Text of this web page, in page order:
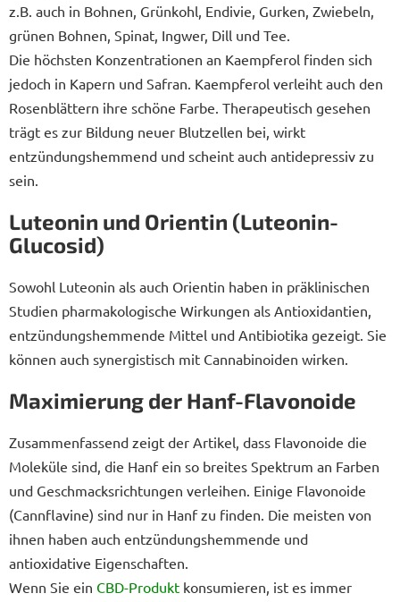
z.B. auch in Bohnen, Grünkohl, Endivie, Gurken, Zwiebeln,
grünen Bohnen, Spinat, Ingwer, Dill und Tee.
Die höchsten Konzentrationen an Kaempferol finden sich
jedoch in Kapern und Safran. Kaempferol verleiht auch den
Rosenblättern ihre schöne Farbe. Therapeutisch gesehen
trägt es zur Bildung neuer Blutzellen bei, wirkt
entzündungshemmend und scheint auch antidepressiv zu
sein.
Luteonin und Orientin (Luteonin-
Glucosid)
Sowohl Luteonin als auch Orientin haben in präklinischen
Studien pharmakologische Wirkungen als Antioxidantien,
entzündungshemmende Mittel und Antibiotika gezeigt. Sie
können auch synergistisch mit Cannabinoiden wirken.
Maximierung der Hanf-Flavonoide
Zusammenfassend zeigt der Artikel, dass Flavonoide die
Moleküle sind, die Hanf ein so breites Spektrum an Farben
und Geschmacksrichtungen verleihen. Einige Flavonoide
(Cannflavine) sind nur in Hanf zu finden. Die meisten von
ihnen haben auch entzündungshemmende und
antioxidative Eigenschaften.
Wenn Sie ein CBD-Produkt konsumieren, ist es immer